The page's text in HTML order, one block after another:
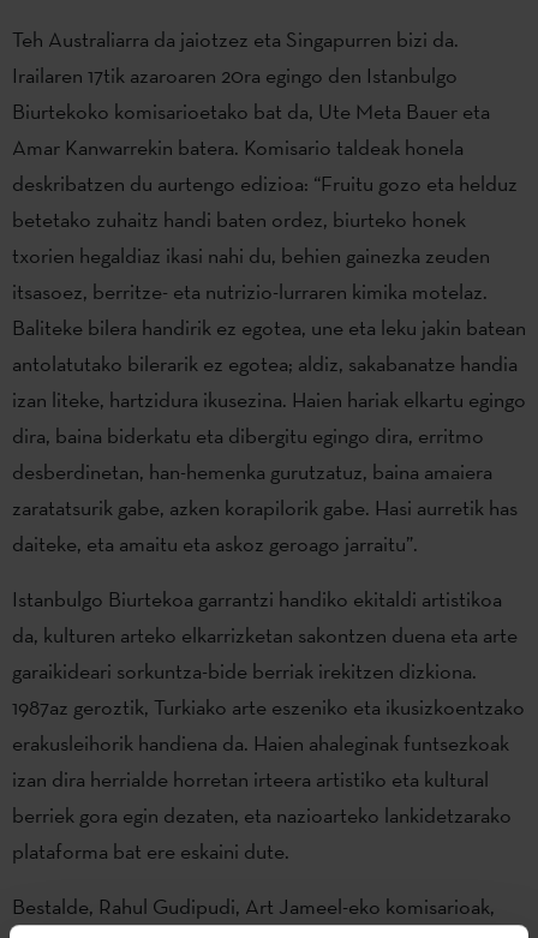
Teh Australiarra da jaiotzez eta Singapurren bizi da.
Irailaren 17tik azaroaren 20ra egingo den Istanbulgo
Biurtekoko komisarioetako bat da, Ute Meta Bauer eta
Amar Kanwarrekin batera. Komisario taldeak honela
deskribatzen du aurtengo edizioa: “Fruitu gozo eta helduz
betetako zuhaitz handi baten ordez, biurteko honek
txorien hegaldiaz ikasi nahi du, behien gainezka zeuden
itsasoez, berritze- eta nutrizio-lurraren kimika motelaz.
Baliteke bilera handirik ez egotea, une eta leku jakin batean
antolatutako bilerarik ez egotea; aldiz, sakabanatze handia
izan liteke, hartzidura ikusezina. Haien hariak elkartu egingo
dira, baina biderkatu eta dibergitu egingo dira, erritmo
desberdinetan, han-hemenka gurutzatuz, baina amaiera
zaratatsurik gabe, azken korapilorik gabe. Hasi aurretik has
daiteke, eta amaitu eta askoz geroago jarraitu”.
Istanbulgo Biurtekoa garrantzi handiko ekitaldi artistikoa
da, kulturen arteko elkarrizketan sakontzen duena eta arte
garaikideari sorkuntza-bide berriak irekitzen dizkiona.
1987az geroztik, Turkiako arte eszeniko eta ikusizkoentzako
erakusleihorik handiena da. Haien ahaleginak funtsezkoak
izan dira herrialde horretan irteera artistiko eta kultural
berriek gora egin dezaten, eta nazioarteko lankidetzarako
plataforma bat ere eskaini dute.
Bestalde, Rahul Gudipudi, Art Jameel-eko komisarioak,